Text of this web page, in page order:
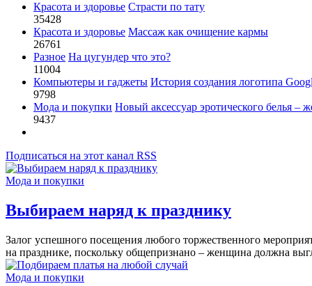
Красота и здоровье Страсти по тату
35428
Красота и здоровье Массаж как очищение кармы
26761
Разное На цугундер что это?
11004
Компьютеры и гаджеты История создания логотипа
9798
Мода и покупки Новый аксессуар эротического белья –
9437
Подписаться на этот канал RSS
Мода и покупки
Выбираем наряд к празднику
Залог успешного посещения любого торжественного
на празднике, поскольку общепризнано – женщина должна
Мода и покупки